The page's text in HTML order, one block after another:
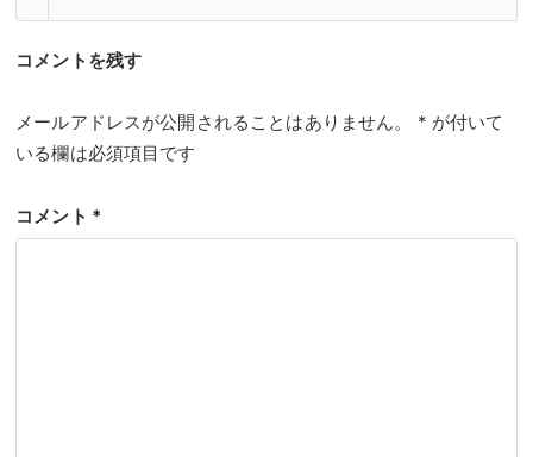
コメントを残す
メールアドレスが公開されることはありません。 * が付いて
いる欄は必須項目です
コメント *